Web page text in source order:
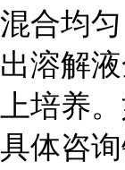
混合均
出溶解
上培养
具体咨